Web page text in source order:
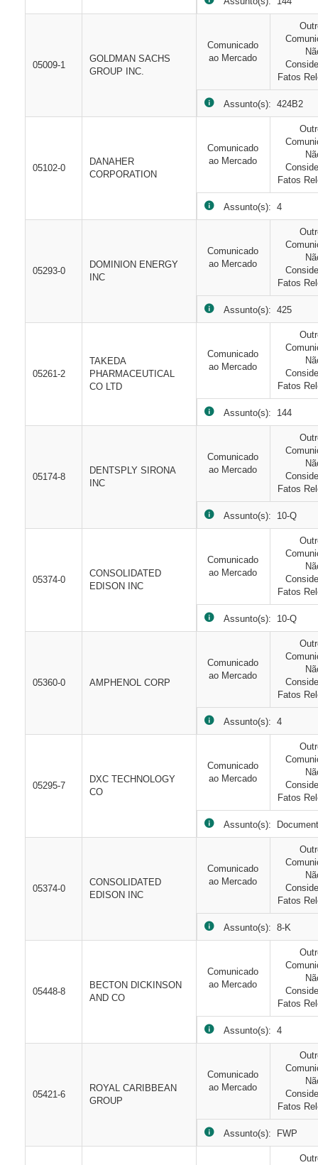
05009-1
GOLDMAN SACHS
GROUP INC.
Comunicado
ao Mercado
Fatos
Assunto(s): 424B2
05102-0
DANAHER
CORPORATION
Comunicado
ao Mercado
Fatos
Assunto(s): 4
05293-0
DOMINION ENERGY
INC
Comunicado
ao Mercado
Fatos
Assunto(s): 425
05261-2
TAKEDA
PHARMACEUTICAL
CO LTD
Comunicado
ao Mercado
Fatos
Assunto(s): 144
05174-8
DENTSPLY SIRONA
INC
Comunicado
ao Mercado
Fatos
Assunto(s): 10-Q
05374-0
CONSOLIDATED
EDISON INC
Comunicado
ao Mercado
Fatos
Assunto(s): 10-Q
05360-0 AMPHENOL CORP
Comunicado
ao Mercado
Fatos
Assunto(s): 4
05295-7
DXC TECHNOLOGY
CO
Comunicado
ao Mercado
Fatos
Assunto(s):
05374-0
CONSOLIDATED
EDISON INC
Comunicado
ao Mercado
Fatos
Assunto(s): 8-K
05448-8
BECTON DICKINSON
AND CO
Comunicado
ao Mercado
Fatos
Assunto(s): 4
05421-6
ROYAL CARIBBEAN
GROUP
Comunicado
ao Mercado
Fatos
Assunto(s): FWP